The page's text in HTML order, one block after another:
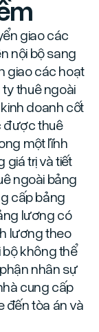
giao các
nội bộ sang
giao các hoạt
thuê ngoài
doanh cốt
được thuê
một lĩnh
giá trị và tiết
ngoài bảng
cấp bảng
lương có
lương theo
không thể
nhân sự
cung cấp
đến tòa án và